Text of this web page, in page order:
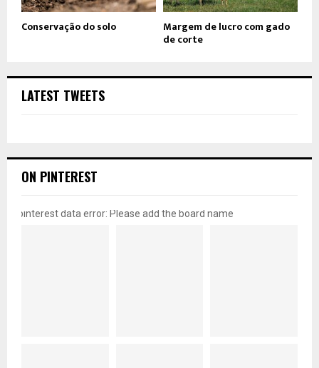
Conservação do solo Margem de lucro com gado
de corte
LATEST TWEETS
ON PINTEREST
pinterest data error: Please add the board name